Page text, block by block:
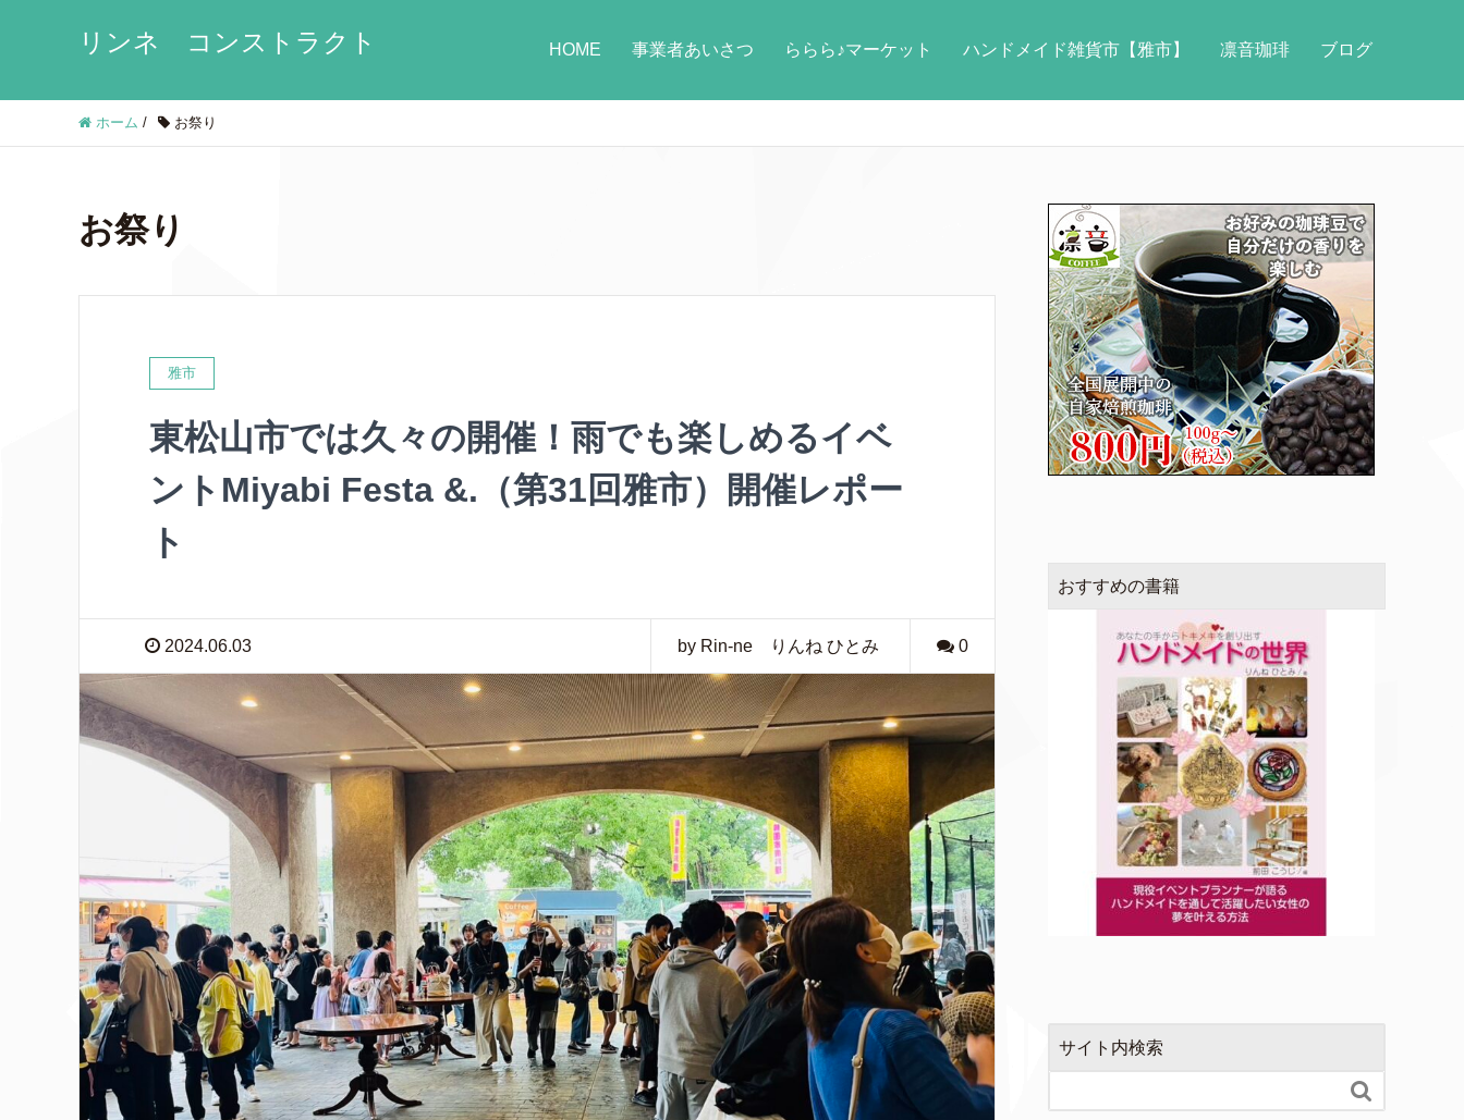
リンネ コンストラクト HOME 事業者あいさつ ららら♪マーケット ハンドメイド雑貨市【雅市】 凛音珈琲 ブログ
ホーム / お祭り
お祭り
雅市
東松山市では久々の開催！雨でも楽しめるイベ
ントMiyabi Festa &.（第31回雅市）開催レポー
ト
2024.06.03 by Rin-ne りんね ひとみ 0
おすすめの書籍
サイト内検索
